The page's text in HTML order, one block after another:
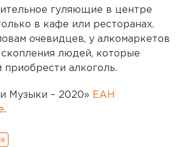
гуляющие в центре
в кафе или ресторанах.
очевидцев, у алкомаркетов
людей, которые
алкоголь.
Музыки – 2020» ЕАН
.